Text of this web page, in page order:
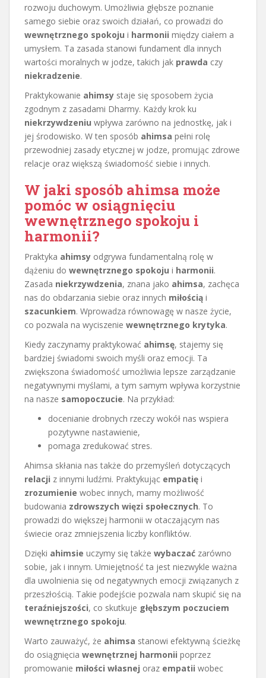
rozwoju duchowym. Umożliwia głębsze poznanie
samego siebie oraz swoich działań, co prowadzi do
wewnętrznego spokoju i harmonii między ciałem a
umysłem. Ta zasada stanowi fundament dla innych
wartości moralnych w jodze, takich jak prawda czy
niekradzenie.
Praktykowanie ahimsy staje się sposobem życia
zgodnym z zasadami Dharmy. Każdy krok ku
niekrzywdzeniu wpływa zarówno na jednostkę, jak i
jej środowisko. W ten sposób ahimsa pełni rolę
przewodniej zasady etycznej w jodze, promując zdrowe
relacje oraz większą świadomość siebie i innych.
W jaki sposób ahimsa może
pomóc w osiągnięciu
wewnętrznego spokoju i
harmonii?
Praktyka ahimsy odgrywa fundamentalną rolę w
dążeniu do wewnętrznego spokoju i harmonii.
Zasada niekrzywdzenia, znana jako ahimsa, zachęca
nas do obdarzania siebie oraz innych miłością i
szacunkiem. Wprowadza równowagę w nasze życie,
co pozwala na wyciszenie wewnętrznego krytyka.
Kiedy zaczynamy praktykować ahimsę, stajemy się
bardziej świadomi swoich myśli oraz emocji. Ta
zwiększona świadomość umożliwia lepsze zarządzanie
negatywnymi myślami, a tym samym wpływa korzystnie
na nasze samopoczucie. Na przykład:
docenianie drobnych rzeczy wokół nas wspiera
pozytywne nastawienie,
pomaga zredukować stres.
Ahimsa skłania nas także do przemyśleń dotyczących
relacji z innymi ludźmi. Praktykując empatię i
zrozumienie wobec innych, mamy możliwość
budowania zdrowszych więzi społecznych. To
prowadzi do większej harmonii w otaczającym nas
świecie oraz zmniejszenia liczby konfliktów.
Dzięki ahimsie uczymy się także wybaczać zarówno
sobie, jak i innym. Umiejętność ta jest niezwykle ważna
dla uwolnienia się od negatywnych emocji związanych z
przeszłością. Takie podejście pozwala nam skupić się na
teraźniejszości, co skutkuje głębszym poczuciem
wewnętrznego spokoju.
Warto zauważyć, że ahimsa stanowi efektywną ścieżkę
do osiągnięcia wewnętrznej harmonii poprzez
promowanie miłości własnej oraz empatii wobec